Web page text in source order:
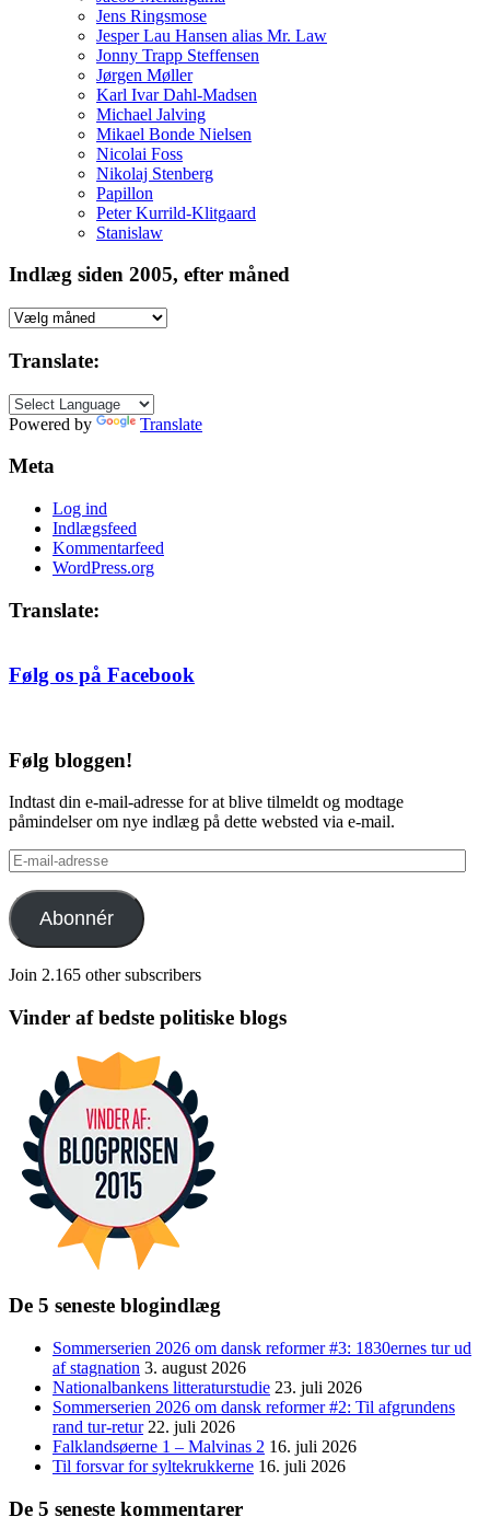
Jens Ringsmose
Jesper Lau Hansen alias Mr. Law
Jonny Trapp Steffensen
Jørgen Møller
Karl Ivar Dahl-Madsen
Michael Jalving
Mikael Bonde Nielsen
Nicolai Foss
Nikolaj Stenberg
Papillon
Peter Kurrild-Klitgaard
Stanislaw
Indlæg siden 2005, efter måned
Indlæg
2005,
måned
Translate:
Powered by Translate
Meta
Log ind
Indlægsfeed
Kommentarfeed
WordPress.org
Translate:
Følg os på Facebook
Følg bloggen!
Indtast din e-mail-adresse for at blive tilmeldt og modtage
påmindelser om nye indlæg på dette websted via e-mail.
E-
mail-
adresse
Abonnér
Join 2.165 other subscribers
Vinder af bedste politiske blogs
De 5 seneste blogindlæg
Sommerserien 2026 om dansk reformer #3: 1830ernes tur ud
af stagnation 3. august 2026
Nationalbankens litteraturstudie 23. juli 2026
Sommerserien 2026 om dansk reformer #2: Til afgrundens
rand tur-retur 22. juli 2026
Falklandsøerne 1 – Malvinas 2 16. juli 2026
Til forsvar for syltekrukkerne 16. juli 2026
De 5 seneste kommentarer